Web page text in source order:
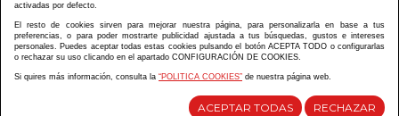
100.000 € en apoyo al proyecto HISOLV/2021/3933/46 del PLAN EMPRESARIAL “PLAN RESISITIR
ABANICOS APARISI S.L. ha recibido por parte de La Generalitat Valenciana, la cantidad de 7.000
€ en apoyo al proyecto CMARTE/2021/265/46 del PLAN AYUDAS DIRECTAS ARTESANIA “CMARTE”.
Diseño y desarrollo web Im3diA comunicación
activadas por defecto.
El resto de cookies sirven para mejorar nuestra página, para personalizarla en base a tus
preferencias, o para poder mostrarte publicidad ajustada a tus búsquedas, gustos e intereses
personales. Puedes aceptar todas estas cookies pulsando el botón ACEPTA TODO o configurarlas
o rechazar su uso clicando en el apartado CONFIGURACIÓN DE COOKIES.
Si quires más información, consulta la “POLITICA COOKIES” de nuestra página web.
ACEPTAR TODAS RECHAZAR